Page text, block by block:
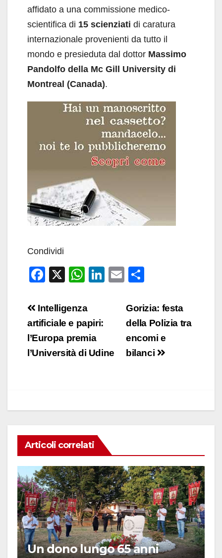
affidato a una commissione medico-
scientifica di 15 scienziati di caratura
internazionale provenienti da tutto il
mondo e presieduta dal dottor Massimo
Pandolfo della Mc Gill University di
Montreal (Canada).
Condividi
F
c
e
b
o
X
W
at
s
A
p
Li
n
E
ail n
di
vi
di
Navigazione
articoli
Gorizia: festa
della Polizia tra
encomi e
bilanci
Intelligenza
artificiale e papiri:
l’Europa premia
l’Università di Udine
Articoli correlati
Un dono lungo 65 anni